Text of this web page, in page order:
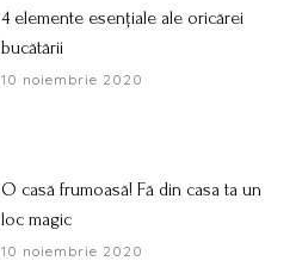
4 elemente esențiale ale oricărei
bucătării
10 noiembrie 2020
O casă frumoasă! Fă din casa ta un
loc magic
10 noiembrie 2020